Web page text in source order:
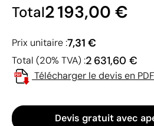
Total2 193,00 €
Prix unitaire :7,31 €
Total (20% TVA) :2 631,60 €
Télécharger le devis en PDF
Devis gratuit avec